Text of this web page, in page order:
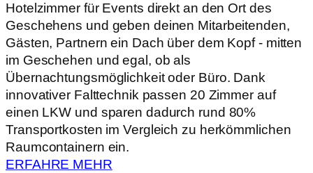
Hotelzimmer für Events direkt an den Ort des
Geschehens und geben deinen Mitarbeitenden,
Gästen, Partnern ein Dach über dem Kopf - mitten
im Geschehen und egal, ob als
Übernachtungsmöglichkeit oder Büro. Dank
innovativer Falttechnik passen 20 Zimmer auf
einen LKW und sparen dadurch rund 80%
Transportkosten im Vergleich zu herkömmlichen
Raumcontainern ein.
ERFAHRE MEHR